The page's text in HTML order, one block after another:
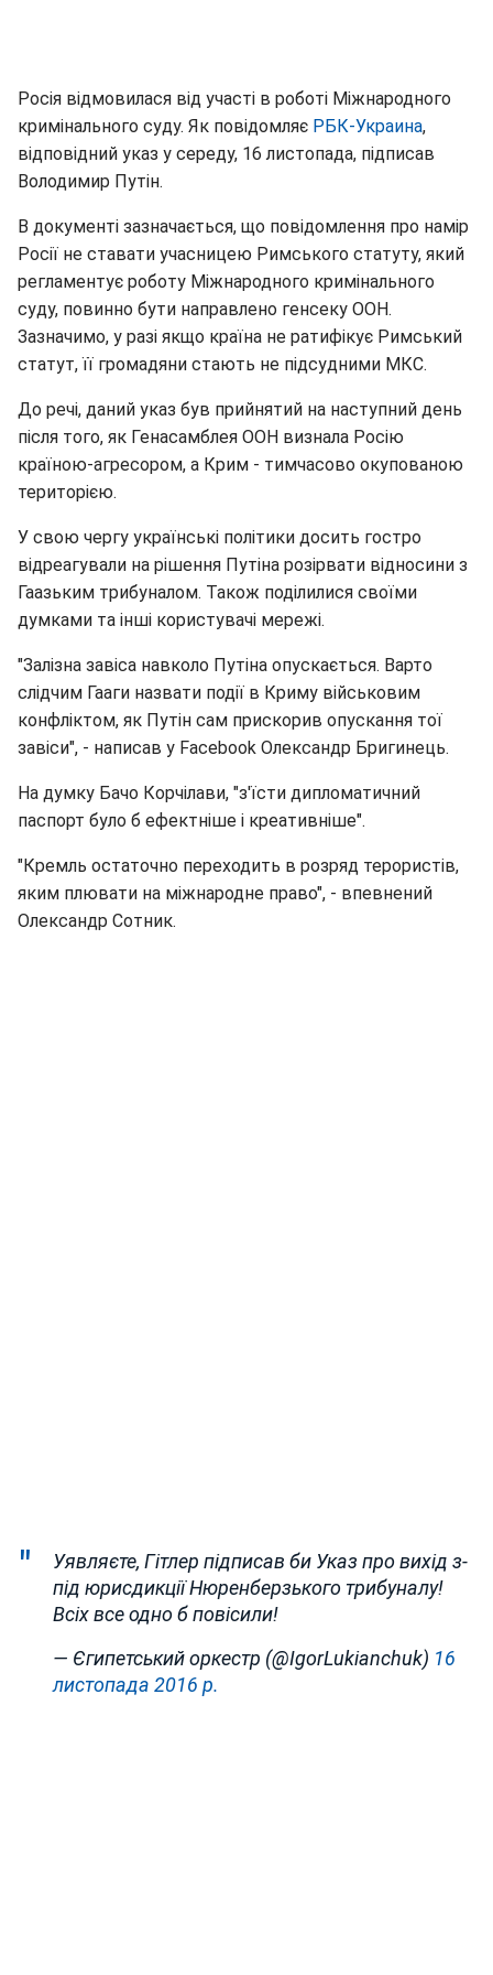
Росія відмовилася від участі в роботі Міжнародного
кримінального суду. Як повідомляє РБК-Украина,
відповідний указ у середу, 16 листопада, підписав
Володимир Путін.
В документі зазначається, що повідомлення про намір
Росії не ставати учасницею Римського статуту, який
регламентує роботу Міжнародного кримінального
суду, повинно бути направлено генсеку ООН.
Зазначимо, у разі якщо країна не ратифікує Римський
статут, її громадяни стають не підсудними МКС.
До речі, даний указ був прийнятий на наступний день
після того, як Генасамблея ООН визнала Росію
країною-агресором, а Крим - тимчасово окупованою
територією.
У свою чергу українські політики досить гостро
відреагували на рішення Путіна розірвати відносини з
Гаазьким трибуналом. Також поділилися своїми
думками та інші користувачі мережі.
"Залізна завіса навколо Путіна опускається. Варто
слідчим Гааги назвати події в Криму військовим
конфліктом, як Путін сам прискорив опускання тої
завіси", - написав у Facebook Олександр Бригинець.
На думку Бачо Корчілави, "з'їсти дипломатичний
паспорт було б ефектніше і креативніше".
"Кремль остаточно переходить в розряд терористів,
яким плювати на міжнародне право", - впевнений
Олександр Сотник.
Уявляєте, Гітлер підписав би Указ про вихід з-
під юрисдикції Нюренберзького трибуналу!
Всіх все одно б повісили!
— Єгипетський оркестр (@IgorLukianchuk) 16
листопада 2016 р.